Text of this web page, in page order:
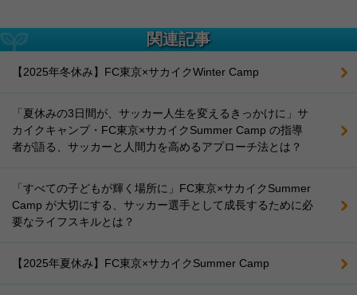
関連記事
【2025年冬休み】FC東京×サカイクWinter Camp
「夏休みの3日間が、サッカー人生を変えるきっかけに」サ
カイクキャンプ・FC東京×サカイクSummer Camp の指導
者が語る、サッカーと人間力を高めるアプローチ法とは？
「すべての子どもが輝く場所に」FC東京×サカイクSummer
Camp が大切にする、サッカー選手として成長するために必
要なライフスキルとは？
【2025年夏休み】FC東京×サカイクSummer Camp